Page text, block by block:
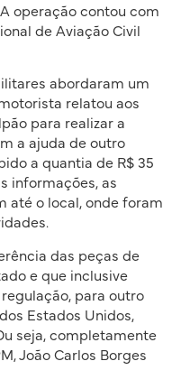
operação contou com
de Aviação Civil
abordaram um
relatou aos
para realizar a
a ajuda de outro
a quantia de R$ 35
informações, as
até o local, onde foram
das peças de
e que inclusive
para outro
Estados Unidos,
seja, completamente
João Carlos Borges